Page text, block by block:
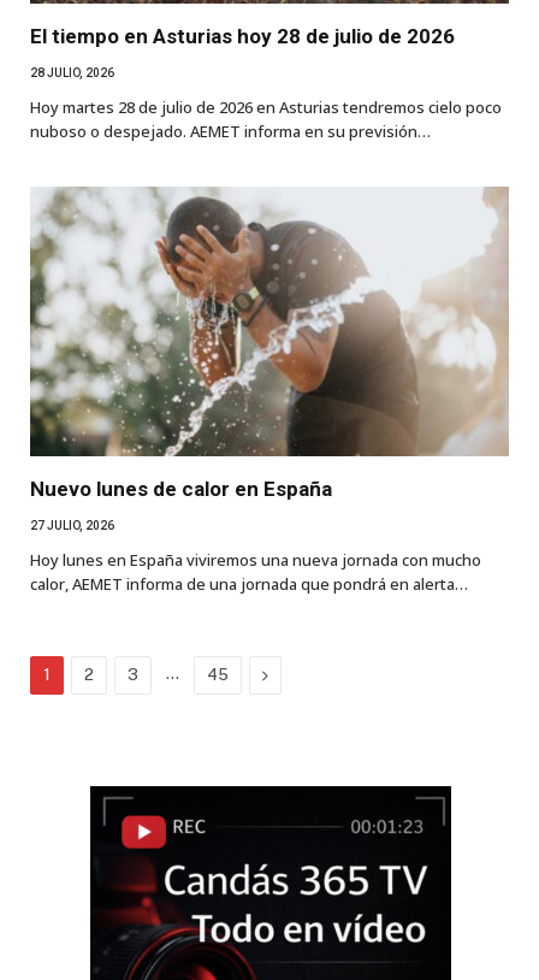
El tiempo en Asturias hoy 28 de julio de 2026
28 JULIO, 2026
Hoy martes 28 de julio de 2026 en Asturias tendremos cielo poco
nuboso o despejado. AEMET informa en su previsión…
Nuevo lunes de calor en España
27 JULIO, 2026
Hoy lunes en España viviremos una nueva jornada con mucho
calor, AEMET informa de una jornada que pondrá en alerta…
1 2 3 … 45 Next